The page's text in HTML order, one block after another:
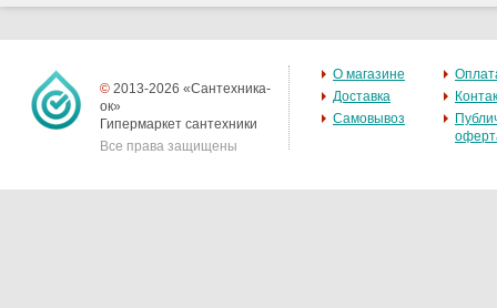
© 2013-2026 «Сантехника-
ок»
Гипермаркет сантехники
Все права защищены
О магазине
Доставка
Самовывоз